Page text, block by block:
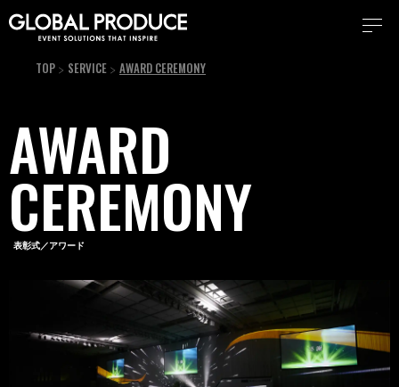
TOP SERVICE AWARD CEREMONY
表彰式／アワード
AWARD
CEREMONY